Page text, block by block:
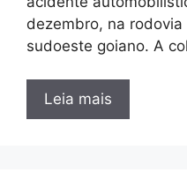
dezembro, na
sudoeste goiano. A
Leia mais